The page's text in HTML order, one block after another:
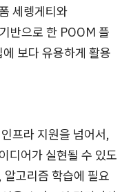
세렝게티와
반으로 한 POOM 플
보다 유용하게 활용
프라 지원을 넘어서,
디어가 실현될 수 있도
고리즘 학습에 필요